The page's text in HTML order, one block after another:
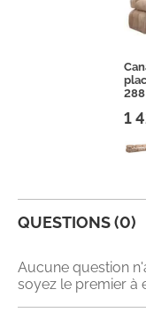
1
QUESTIONS (0)
Aucune question
soyez le premier à